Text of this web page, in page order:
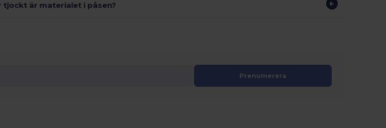
tjockt är materialet i påsen?
Prenumerera